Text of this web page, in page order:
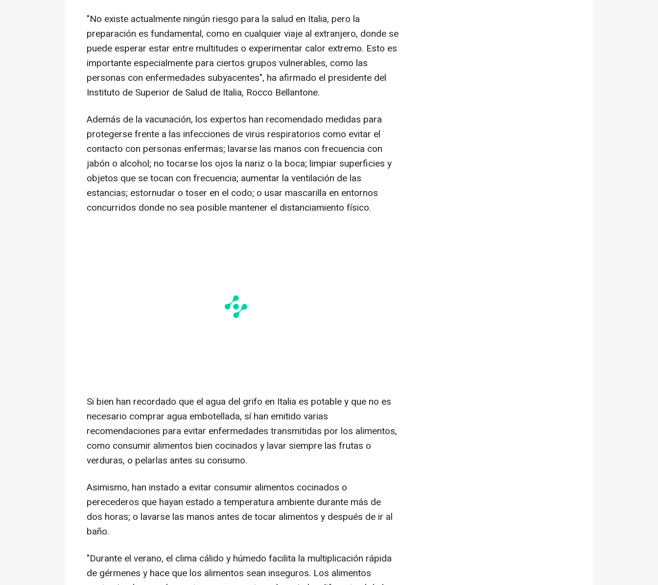
"No existe actualmente ningún riesgo para la salud en Italia, pero la
preparación es fundamental, como en cualquier viaje al extranjero, donde se
puede esperar estar entre multitudes o experimentar calor extremo. Esto es
importante especialmente para ciertos grupos vulnerables, como las
personas con enfermedades subyacentes", ha afirmado el presidente del
Instituto de Superior de Salud de Italia, Rocco Bellantone.
Además de la vacunación, los expertos han recomendado medidas para
protegerse frente a las infecciones de virus respiratorios como evitar el
contacto con personas enfermas; lavarse las manos con frecuencia con
jabón o alcohol; no tocarse los ojos la nariz o la boca; limpiar superficies y
objetos que se tocan con frecuencia; aumentar la ventilación de las
estancias; estornudar o toser en el codo; o usar mascarilla en entornos
concurridos donde no sea posible mantener el distanciamiento físico.
Si bien han recordado que el agua del grifo en Italia es potable y que no es
necesario comprar agua embotellada, sí han emitido varias
recomendaciones para evitar enfermedades transmitidas por los alimentos,
como consumir alimentos bien cocinados y lavar siempre las frutas o
verduras, o pelarlas antes su consumo.
Asimismo, han instado a evitar consumir alimentos cocinados o
perecederos que hayan estado a temperatura ambiente durante más de
dos horas; o lavarse las manos antes de tocar alimentos y después de ir al
baño.
"Durante el verano, el clima cálido y húmedo facilita la multiplicación rápida
de gérmenes y hace que los alimentos sean inseguros. Los alimentos